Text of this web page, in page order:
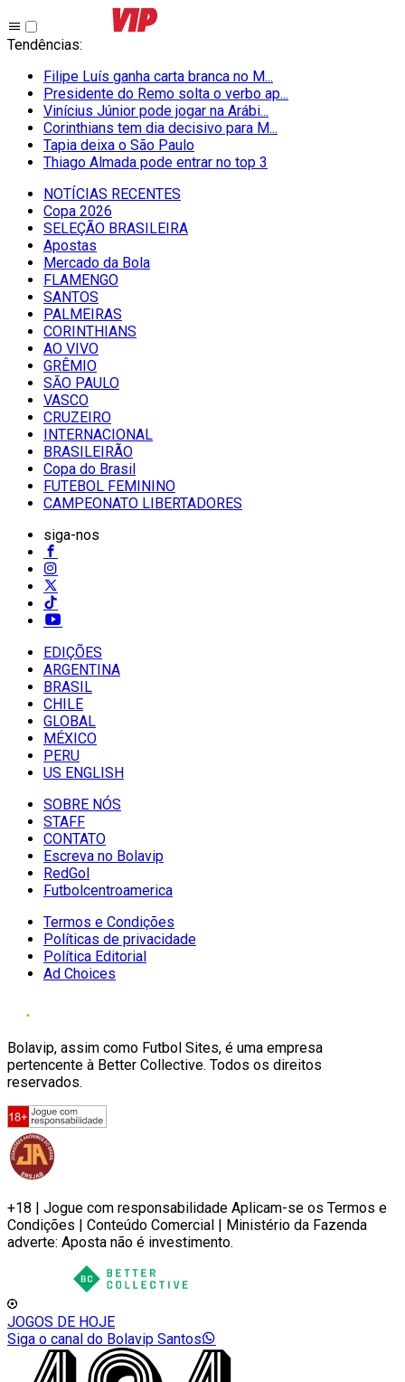
Tendências:
Filipe Luís ganha carta branca no M...
Presidente do Remo solta o verbo ap...
Vinícius Júnior pode jogar na Arábi...
Corinthians tem dia decisivo para M...
Tapia deixa o São Paulo
Thiago Almada pode entrar no top 3
NOTÍCIAS RECENTES
Copa 2026
SELEÇÃO BRASILEIRA
Apostas
Mercado da Bola
FLAMENGO
SANTOS
PALMEIRAS
CORINTHIANS
AO VIVO
GRÊMIO
SĀO PAULO
VASCO
CRUZEIRO
INTERNACIONAL
BRASILEIRÃO
Copa do Brasil
FUTEBOL FEMININO
CAMPEONATO LIBERTADORES
siga-nos
EDIÇÕES
ARGENTINA
BRASIL
CHILE
GLOBAL
MÉXICO
PERU
US ENGLISH
SOBRE NÓS
STAFF
CONTATO
Escreva no Bolavip
RedGol
Futbolcentroamerica
Termos e Condições
Políticas de privacidade
Política Editorial
Ad Choices
Bolavip, assim como Futbol Sites, é uma empresa
pertencente à Better Collective. Todos os direitos
reservados.
+18 | Jogue com responsabilidade Aplicam-se os Termos e
Condições | Conteúdo Comercial | Ministério da Fazenda
adverte: Aposta não é investimento.
JOGOS DE HOJE
Siga o canal do Bolavip Santos